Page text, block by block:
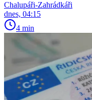
Chalupáři-Zahrádkáři
dnes, 04:15
4 min